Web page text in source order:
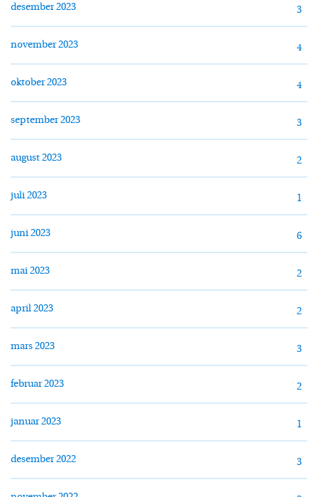
desember 2023 3
november 2023 4
oktober 2023 4
september 2023 3
august 2023 2
juli 2023 1
juni 2023 6
mai 2023 2
april 2023 2
mars 2023 3
februar 2023 2
januar 2023 1
desember 2022 3